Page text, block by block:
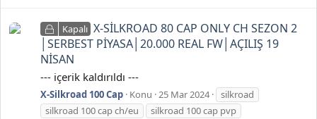
Kapalı X-SİLKROAD 80 CAP ONLY CH SEZON 2
│SERBEST PİYASA│20.000 REAL FW│AÇILIŞ 19
NİSAN
--- içerik kaldırıldı ---
X-Silkroad 100 Cap Konu 25 Mar 2024
silkroad
silkroad 100 cap ch/eu
silkroad 100 cap pvp